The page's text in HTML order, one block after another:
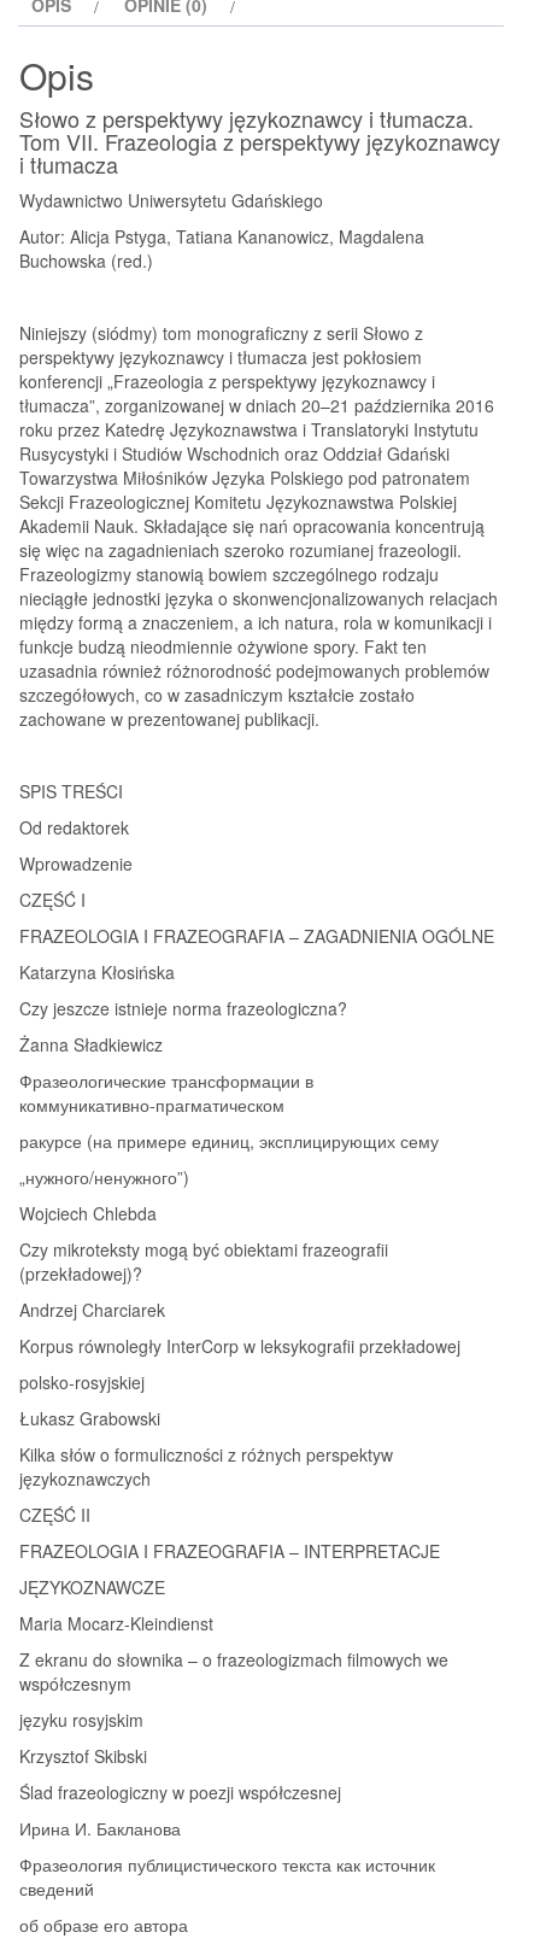
OPIS OPINIE (0)
Opis
Słowo z perspektywy językoznawcy i tłumacza.
Tom VII. Frazeologia z perspektywy językoznawcy
i tłumacza
Wydawnictwo Uniwersytetu Gdańskiego
Autor: Alicja Pstyga, Tatiana Kananowicz, Magdalena
Buchowska (red.)
Niniejszy (siódmy) tom monograficzny z serii Słowo z
perspektywy językoznawcy i tłumacza jest pokłosiem
konferencji „Frazeologia z perspektywy językoznawcy i
tłumacza”, zorganizowanej w dniach 20–21 października 2016
roku przez Katedrę Językoznawstwa i Translatoryki Instytutu
Rusycystyki i Studiów Wschodnich oraz Oddział Gdański
Towarzystwa Miłośników Języka Polskiego pod patronatem
Sekcji Frazeologicznej Komitetu Językoznawstwa Polskiej
Akademii Nauk. Składające się nań opracowania koncentrują
się więc na zagadnieniach szeroko rozumianej frazeologii.
Frazeologizmy stanowią bowiem szczególnego rodzaju
nieciągłe jednostki języka o skonwencjonalizowanych relacjach
między formą a znaczeniem, a ich natura, rola w komunikacji i
funkcje budzą nieodmiennie ożywione spory. Fakt ten
uzasadnia również różnorodność podejmowanych problemów
szczegółowych, co w zasadniczym kształcie zostało
zachowane w prezentowanej publikacji.
SPIS TREŚCI
Od redaktorek
Wprowadzenie
CZĘŚĆ I
FRAZEOLOGIA I FRAZEOGRAFIA – ZAGADNIENIA OGÓLNE
Katarzyna Kłosińska
Czy jeszcze istnieje norma frazeologiczna?
Żanna Sładkiewicz
Фразеологические трансформации в
коммуникативно‑прагматическом
ракурсе (на примере единиц, эксплицирующих сему
„нужного/ненужного”)
Wojciech Chlebda
Czy mikroteksty mogą być obiektami frazeografii
(przekładowej)?
Andrzej Charciarek
Korpus równoległy InterCorp w leksykografii przekładowej
polsko‑rosyjskiej
Łukasz Grabowski
Kilka słów o formuliczności z różnych perspektyw
językoznawczych
CZĘŚĆ II
FRAZEOLOGIA I FRAZEOGRAFIA – INTERPRETACJE
JĘZYKOZNAWCZE
Maria Mocarz‑Kleindienst
Z ekranu do słownika – o frazeologizmach filmowych we
współczesnym
języku rosyjskim
Krzysztof Skibski
Ślad frazeologiczny w poezji współczesnej
Ирина И. Бакланова
Фразеология публицистического текста как источник
сведений
об образе его автора